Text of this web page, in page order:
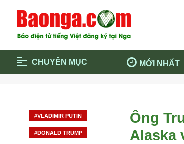
CHUYÊN MỤC MỚI NHẤT
Cộng đồng
Cuộc sống quanh ta
#VLADIMIR PUTIN
#DONALD TRUMP
Ông
Alaska